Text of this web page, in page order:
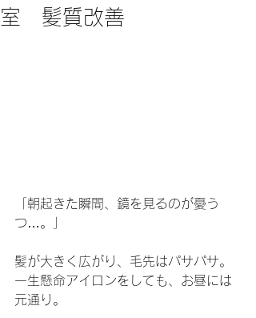
室 髪質改善
「朝起きた瞬間、鏡を見るのが憂う
つ…。」
髪が大きく広がり、毛先はパサパサ。
一生懸命アイロンをしても、お昼には
元通り。